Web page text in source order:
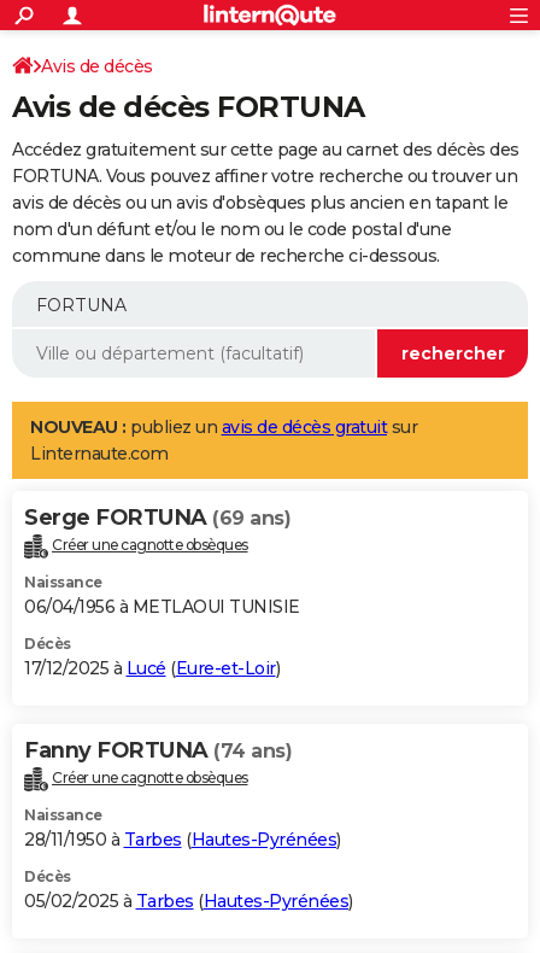
ACTUALITÉS
Politique
Société
Faits Divers
Education
Monde
Villes
+
SPORT
Coupe du monde 2026
Football
Tennis
Cyclisme
Rugby
Forum
Programme TV
TNT
Streaming
Cinéma
Sorties cinéma
Musique
+
FINANCE
Retraite
Epargne
Immobilier
Risques naturels par ville
Banque
Assurance
AUTO
Essais
Réserver un essai
Citadines
Berlines
SUV
Forum auto
+
Mobiles
Meilleur smartphone
Internet
Ordinateurs
Jeux vidéo
Guide high-tech
Aménagement intérieur
LIFESTYLE
Art de vivre
Bien-être
Loisirs
Mode
Modes de vie
Alimentation
Guide de la santé
Maladies
Médicaments
Sommeil
VOYAGE
Destinations
City break
Voyage nature
Voyage de noces
Forum
Climat
+PHOTO
GUIDES D'ACHAT
BONS PLANS
Carte de Noël
Carte Bonne année
Carte Saint-Valentin
Carte Pâques
Carte d'anniversaire
DICTIONNAIRE
Dictionnaire
Biographies
Citations
Expressions
Proverbes
PROGRAMME TV
S'inscrire
Se connecter
Lycées
Collèges
Primaires
Universités
Entreprises
Service militaire
Avis de recherche
AVIS DE DÉCÈS
Avis de décès
Avis de décès FORTUNA
Accédez gratuitement sur cette page au carnet des décès des
FORTUNA. Vous pouvez affiner votre recherche ou trouver un
avis de décès ou un avis d'obsèques plus ancien en tapant le
nom d'un défunt et/ou le nom ou le code postal d'une
commune dans le moteur de recherche ci-dessous.
NOUVEAU : publiez un avis de décès gratuitsur
Linternaute.com
Serge FORTUNA (69 ans)
Créer une cagnotte obsèques
Naissance
06/04/1956 à METLAOUI TUNISIE
Décès
17/12/2025 à Lucé (Eure-et-Loir)
Fanny FORTUNA (74 ans)
Créer une cagnotte obsèques
Naissance
28/11/1950 à Tarbes (Hautes-Pyrénées)
Décès
05/02/2025 à Tarbes (Hautes-Pyrénées)